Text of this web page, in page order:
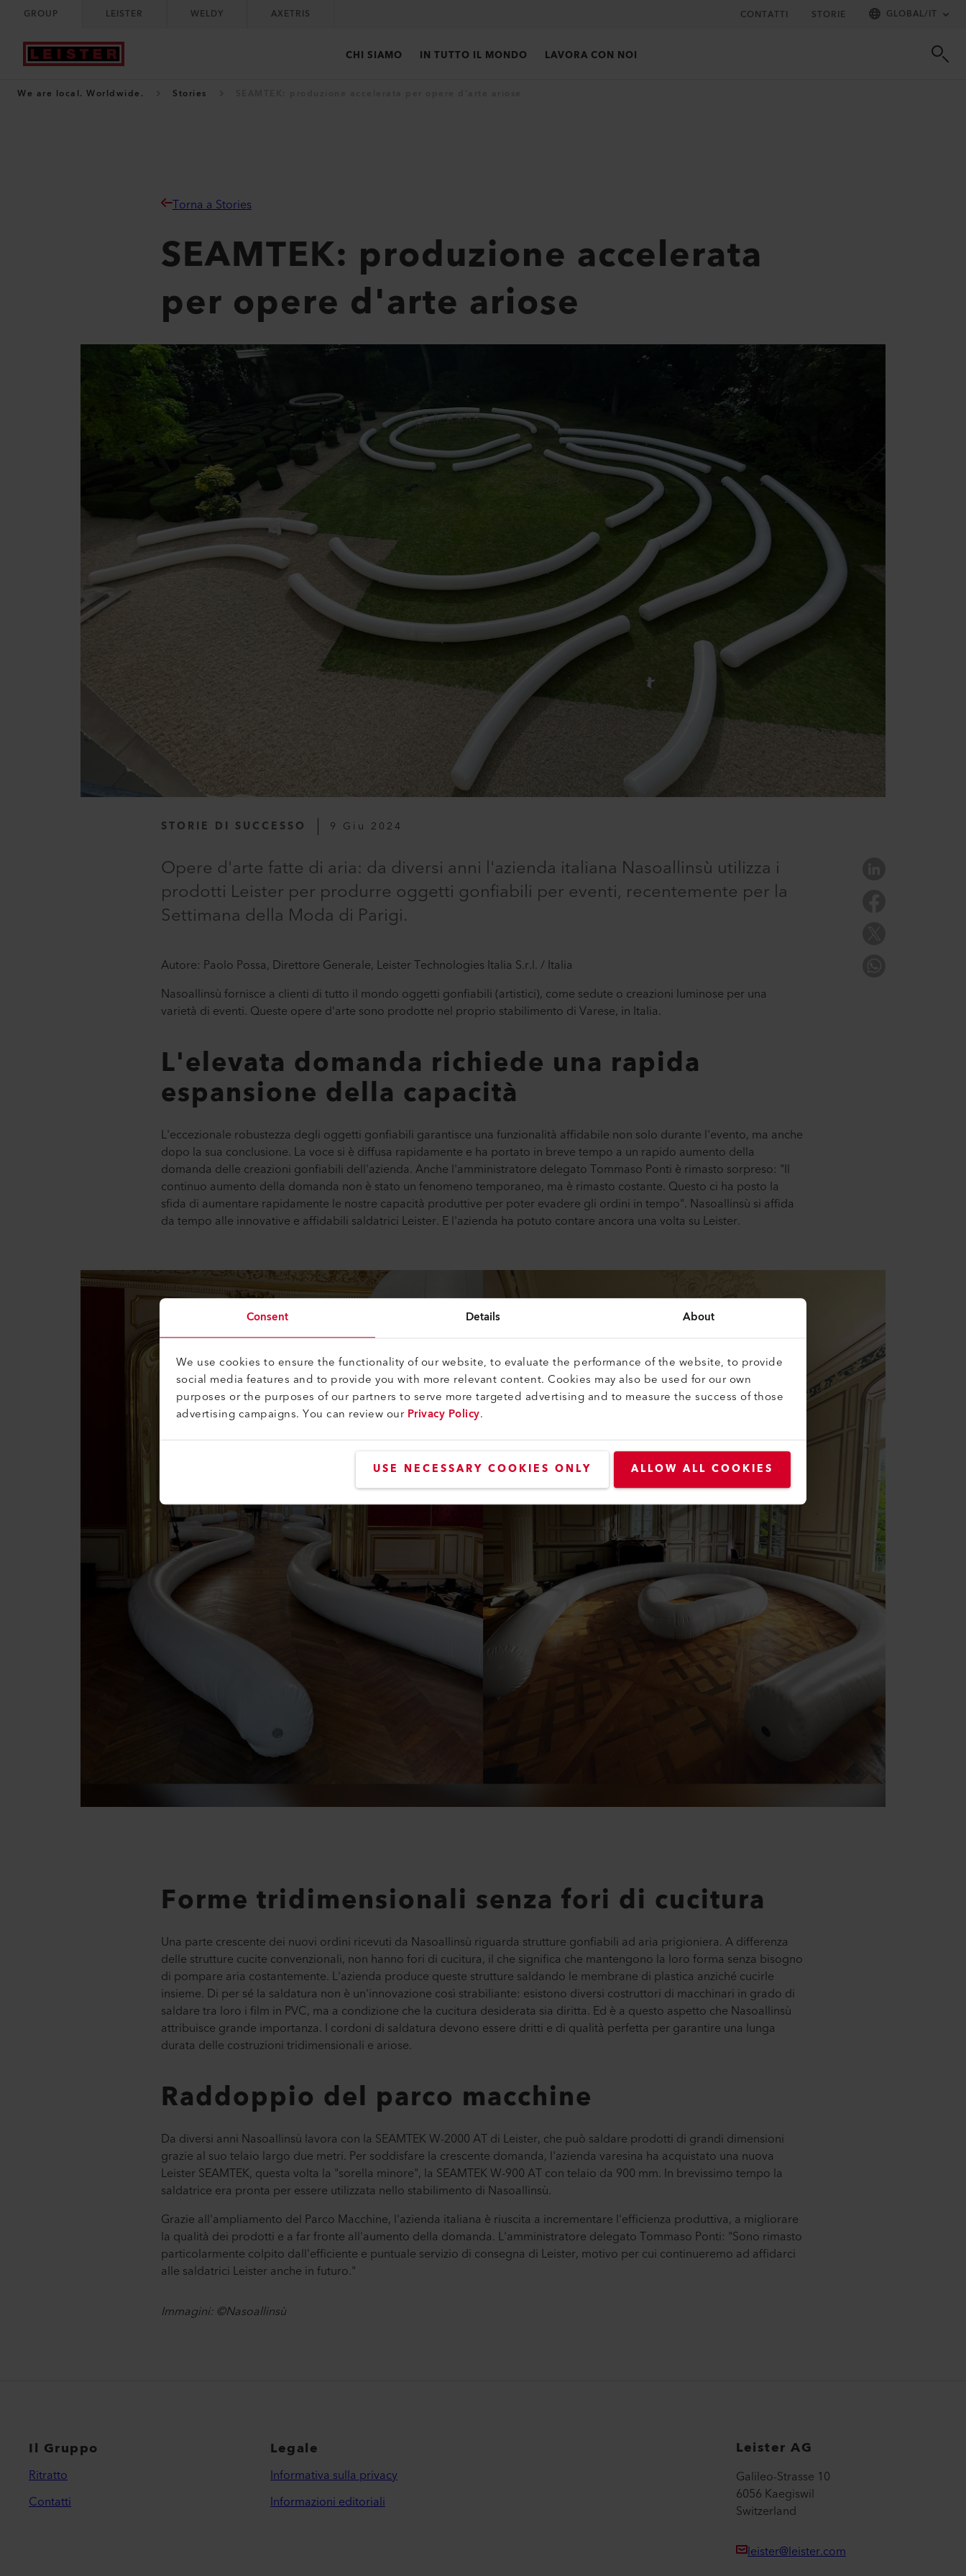
Consent Details About
We use cookies to ensure the functionality of our website, to evaluate the performance of the website, to provide
social media features and to provide you with more relevant content. Cookies may also be used for our own
purposes or the purposes of our partners to serve more targeted advertising and to measure the success of those
advertising campaigns. You can review ourPrivacy Policy.
USE NECESSARY COOKIES ONLY ALLOW ALL COOKIES
GROUP LEISTER WELDY AXETRIS CONTATTI STORIE GLOBAL/IT
CHI SIAMO IN TUTTO IL MONDO LAVORA CON NOI
We are local. Worldwide. Stories
Torna a Stories
SEAMTEK: produzione accelerata
per opere d'arte ariose
STORIE DI SUCCESSO 9 Giu 2024
Opere d'arte fatte di aria: da diversi anni l'azienda italiana Nasoallinsù utilizza i
prodotti Leister per produrre oggetti gonfiabili per eventi, recentemente per la
Settimana della Moda di Parigi.
Autore: Paolo Possa, Direttore Generale, Leister Technologies Italia S.r.l. / Italia
Nasoallinsù fornisce a clienti di tutto il mondo oggetti gonfiabili (artistici), come sedute o creazioni luminose per una
varietà di eventi. Queste opere d'arte sono prodotte nel proprio stabilimento di Varese, in Italia.
L'elevata domanda richiede una rapida
espansione della capacità
L'eccezionale robustezza degli oggetti gonfiabili garantisce una funzionalità affidabile non solo durante l'evento, ma anche
dopo la sua conclusione. La voce si è diffusa rapidamente e ha portato in breve tempo a un rapido aumento della
domanda delle creazioni gonfiabili dell'azienda. Anche l'amministratore delegato Tommaso Ponti è rimasto sorpreso: "Il
continuo aumento della domanda non è stato un fenomeno temporaneo, ma è rimasto costante. Questo ci ha posto la
sfida di aumentare rapidamente le nostre capacità produttive per poter evadere gli ordini in tempo". Nasoallinsù si affida
da tempo alle innovative e affidabili saldatrici Leister. E l'azienda ha potuto contare ancora una volta su Leister.
Forme tridimensionali senza fori di cucitura
Una parte crescente dei nuovi ordini ricevuti da Nasoallinsù riguarda strutture gonfiabili ad aria prigioniera. A differenza
delle strutture cucite convenzionali, non hanno fori di cucitura, il che significa che mantengono la loro forma senza bisogno
di pompare aria costantemente. L'azienda produce queste strutture saldando le membrane di plastica anziché cucirle
insieme. Di per sé la saldatura non è un'innovazione così strabiliante: esistono diversi costruttori di macchinari in grado di
saldare tra loro i film in PVC, ma a condizione che la cucitura desiderata sia diritta. Ed è a questo aspetto che Nasoallinsù
attribuisce grande importanza. I cordoni di saldatura devono essere dritti e di qualità perfetta per garantire una lunga
durata delle costruzioni tridimensionali e ariose.
Raddoppio del parco macchine
Da diversi anni Nasoallinsù lavora con la SEAMTEK W-2000 AT di Leister, che può saldare prodotti di grandi dimensioni
grazie al suo telaio largo due metri. Per soddisfare la crescente domanda, l'azienda varesina ha acquistato una nuova
Leister SEAMTEK, questa volta la "sorella minore", la SEAMTEK W-900 AT con telaio da 900 mm. In brevissimo tempo la
saldatrice era pronta per essere utilizzata nello stabilimento di Nasoallinsù.
Grazie all'ampliamento del Parco Macchine, l'azienda italiana è riuscita a incrementare l'efficienza produttiva, a migliorare
la qualità dei prodotti e a far fronte all'aumento della domanda. L'amministratore delegato Tommaso Ponti: "Sono rimasto
particolarmente colpito dall'efficiente e puntuale servizio di consegna di Leister, motivo per cui continueremo ad affidarci
alle saldatrici Leister anche in futuro."
Immagini: ©Nasoallinsù
Il Gruppo
Ritratto
Contatti
Legale
Informativa sulla privacy
Informazioni editoriali
Leister AG
Galileo-Strasse 10
6056 Kaegiswil
Switzerland
leister@leister.com